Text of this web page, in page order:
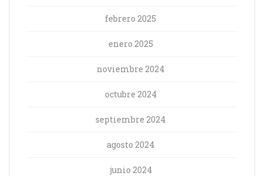
febrero 2025
enero 2025
noviembre 2024
octubre 2024
septiembre 2024
agosto 2024
junio 2024